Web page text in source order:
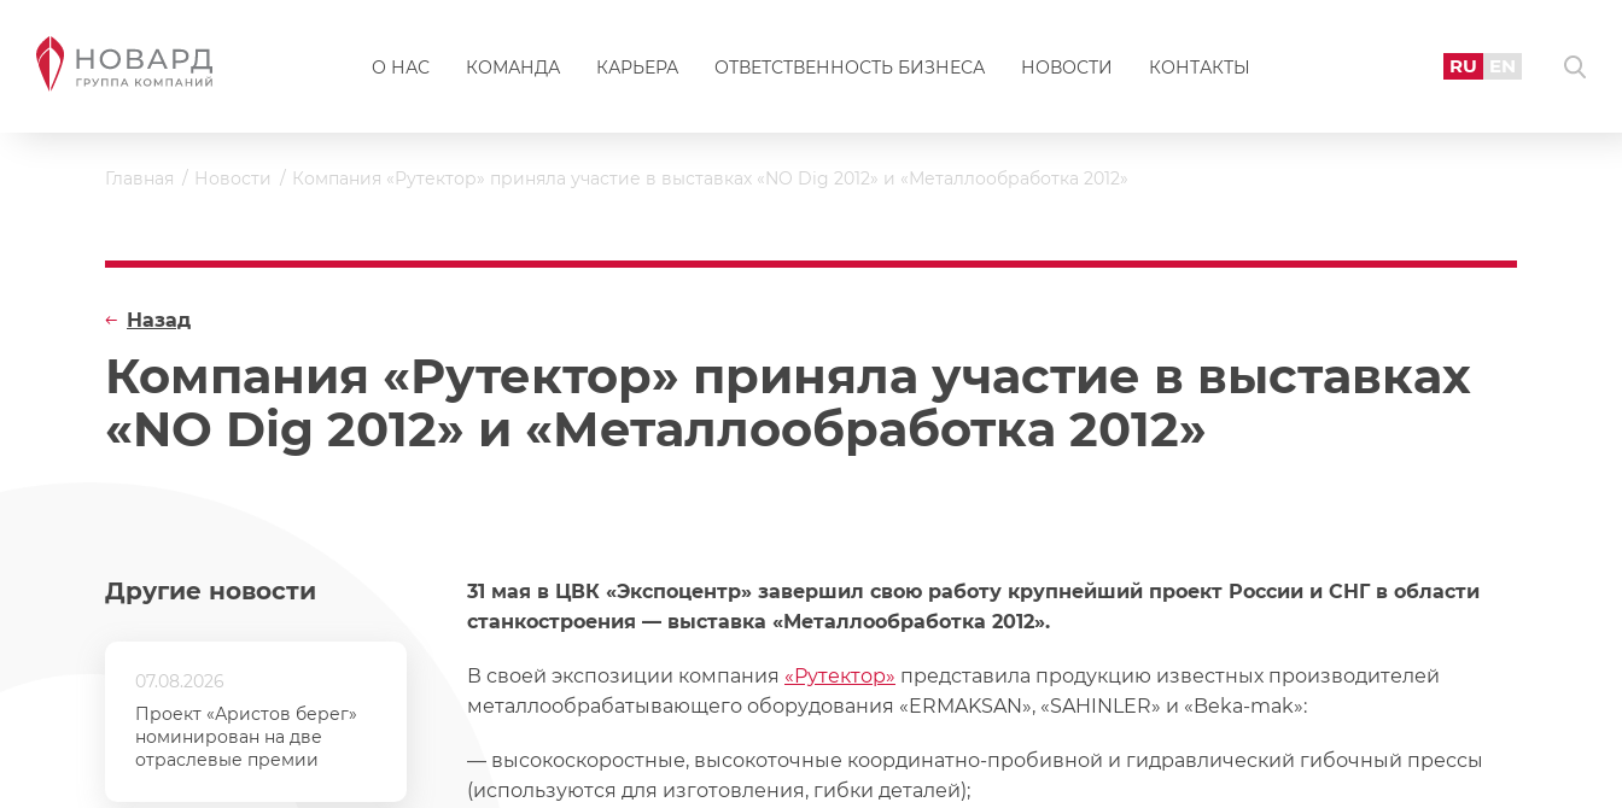
О НАС КОМАНДА КАРЬЕРА ОТВЕТСТВЕННОСТЬ БИЗНЕСА НОВОСТИ КОНТАКТЫ RU EN
Главная Новости Компания «Рутектор» приняла участие в выставках «NO Dig 2012» и «Металлообработка 2012»
Компания «Рутектор» приняла участие в выставках
«NO Dig 2012» и «Металлообработка 2012»
Назад
Другие новости
07.08.2026
Проект «Аристов берег»
номинирован на две
отраслевые премии
31 мая в ЦВК «Экспоцентр» завершил свою работу крупнейший проект России и СНГ в области
станкостроения — выставка «Металлообработка 2012».
В своей экспозиции компания «Рутектор» представила продукцию известных производителей
металлообрабатывающего оборудования «ERMAKSAN», «SAHINLER» и «Beka-mak»:
— высокоскоростные, высокоточные координатно-пробивной и гидравлический гибочный прессы
(используются для изготовления, гибки деталей);